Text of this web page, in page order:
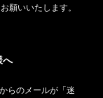
願いいたします。
へ
らのメールが「迷